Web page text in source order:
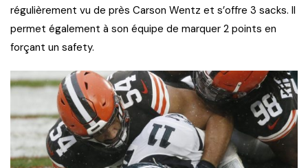
régulièrement vu de près Carson Wentz et s’offre 3 sacks. Il
permet également à son équipe de marquer 2 points en
forçant un safety.